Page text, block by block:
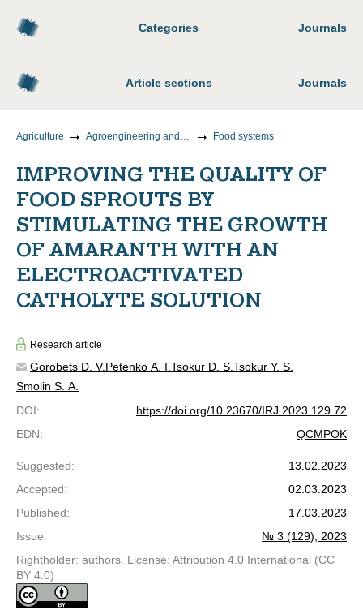
Categories Journals
Article sections Journals
Agriculture Agroengineering and food technology Food systems
IMPROVING THE QUALITY OF
FOOD SPROUTS BY
STIMULATING THE GROWTH
OF AMARANTH WITH AN
ELECTROACTIVATED
CATHOLYTE SOLUTION
Research article
Gorobets D. V.Petenko A. I. Tsokur D. S. Tsokur Y. S.
Smolin S. A.
DOI:
https://doi.org/10.23670/IRJ.2023.129.72
EDN: QCMPOK
Suggested:
13.02.2023
Accepted:
02.03.2023
Published:
17.03.2023
Issue:
№ 3 (129), 2023
Rightholder: authors. License: Attribution 4.0 International (CC
BY 4.0)